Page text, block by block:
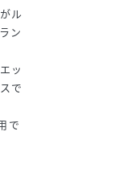
ル
ン
ッ
で
で